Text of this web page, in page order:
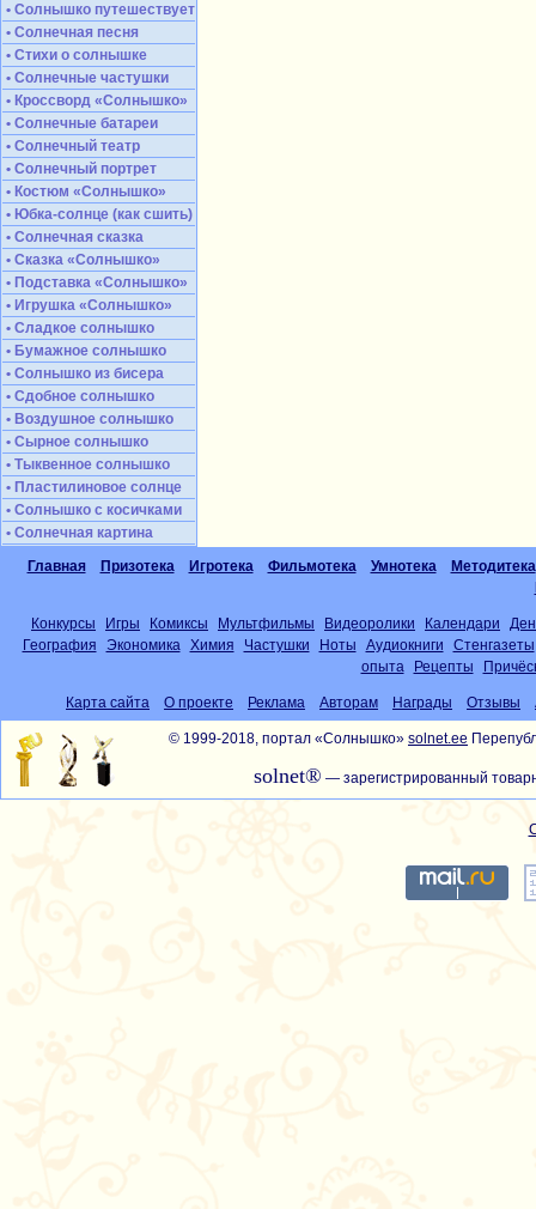
• Солнышко путешествует
• Солнечная песня
• Стихи о солнышке
• Солнечные частушки
• Кроссворд «Солнышко»
• Солнечные батареи
• Солнечный театр
• Солнечный портрет
• Костюм «Солнышко»
• Юбка-солнце (как сшить)
• Солнечная сказка
• Сказка «Солнышко»
• Подставка «Солнышко»
• Игрушка «Солнышко»
• Сладкое солнышко
• Бумажное солнышко
• Солнышко из бисера
• Сдобное солнышко
• Воздушное солнышко
• Сырное солнышко
• Тыквенное солнышко
• Пластилиновое солнце
• Солнышко с косичками
• Солнечная картина
Главная Призотека Игротека Фильмотека Умнотека
Методитека
Конкурсы Игры Комиксы Мультфильмы Видеоролики Календари
География
Экономика Химия Частушки Ноты Аудиокниги
Стенгазеты
опыта
Рецепты
Карта сайта О проекте Реклама Авторам Награды Отзывы
© 1999-2018, портал «Солнышко» solnet.ee
solnet® — зарегистрированный